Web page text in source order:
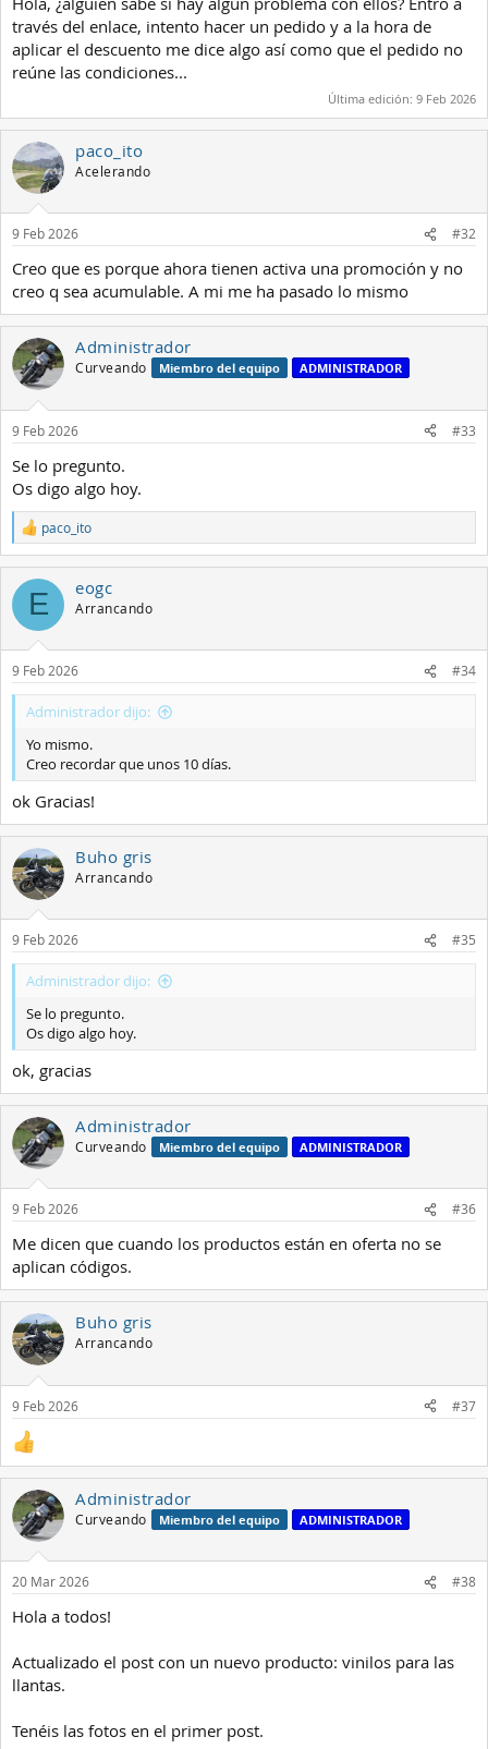
:
través del enlace, intento hacer un pedido y a la hora de
aplicar el descuento me dice algo así como que el pedido no
reúne las condiciones...
Última edición: 9 Feb 2026
paco_ito
Acelerando
9 Feb 2026 #32
Creo que es porque ahora tienen activa una promoción y no
creo q sea acumulable. A mi me ha pasado lo mismo
Administrador
Curveando Miembro del equipo ADMINISTRADOR
9 Feb 2026 #33
Se lo pregunto.
Os digo algo hoy.
R
e
a
c
i
n
e
s
paco_ito
E eogc
Arrancando
9 Feb 2026 #34
Administrador dijo:
Yo mismo.
Creo recordar que unos 10 días.
ok Gracias!
Buho gris
Arrancando
9 Feb 2026 #35
Administrador dijo:
Se lo pregunto.
Os digo algo hoy.
ok, gracias
Administrador
Curveando Miembro del equipo ADMINISTRADOR
9 Feb 2026 #36
Me dicen que cuando los productos están en oferta no se
aplican códigos.
Buho gris
Arrancando
9 Feb 2026 #37
Administrador
Curveando Miembro del equipo ADMINISTRADOR
20 Mar 2026 #38
Hola a todos!
Actualizado el post con un nuevo producto: vinilos para las
llantas.
Tenéis las fotos en el primer post.